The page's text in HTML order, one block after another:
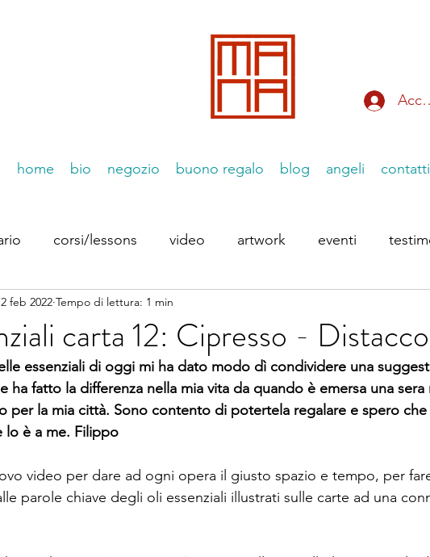
home bio negozio buono regalo blog angeli contatti
corsi/lessons video artwork eventi
Dirette Instagram le Essenziiali
carta 12: Cipresso - Distacco
2 feb 2022 Tempo di lettura: 1 min
essenziali di oggi mi ha dato modo dì condividere una
ha fatto la differenza nella mia vita da quando è emersa una
per la mia città. Sono contento di potertela regalare e spero
lo è a me. Filippo
video per dare ad ogni opera il giusto spazio e tempo, per
parole chiave degli oli essenziali illustrati sulle carte ad una